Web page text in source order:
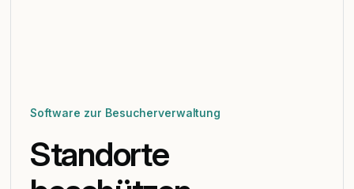
Software zur Besucherverwaltung
Standorte